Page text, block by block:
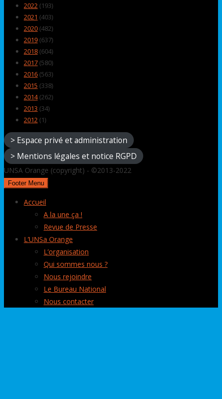
2022 (193)
2021 (403)
2020 (482)
2019 (637)
2018 (604)
2017 (580)
2016 (563)
2015 (338)
2014(262)
2013 (34)
2012 (1)
> Espace privé et administration
> Mentions légales et notice RGPD
UNSA Orange (copyright) - ©2013-2022
Footer Menu
Accueil
A la une ça !
Revue de Presse
L’UNSa Orange
L’organisation
Qui sommes nous ?
Nous rejoindre
Le Bureau National
Nous contacter